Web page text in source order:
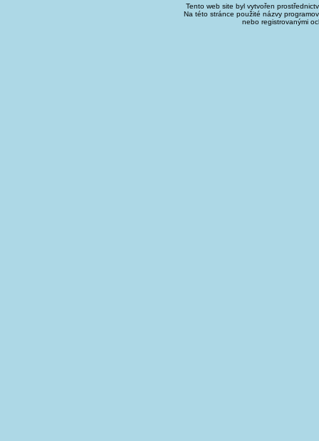
Tento web site byl vytvořen
Na této stránce použité názvy
nebo registrovanými